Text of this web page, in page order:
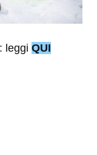
leggi QUI